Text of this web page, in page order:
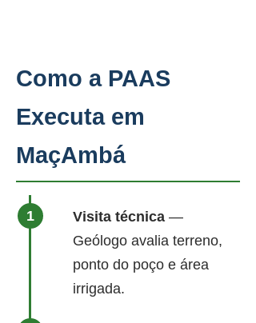
Como a PAAS
Executa em
MaçAmbá
Visita técnica —
Geólogo avalia terreno,
ponto do poço e área
irrigada.